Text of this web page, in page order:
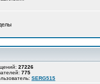
27226
775
SERG515